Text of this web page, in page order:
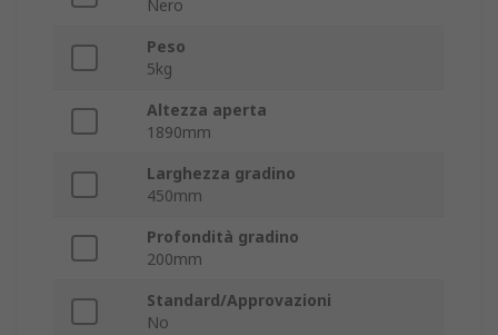
Nero
Peso
5kg
Altezza aperta
1890mm
Larghezza gradino
450mm
Profondità gradino
200mm
Standard/Approvazioni
No